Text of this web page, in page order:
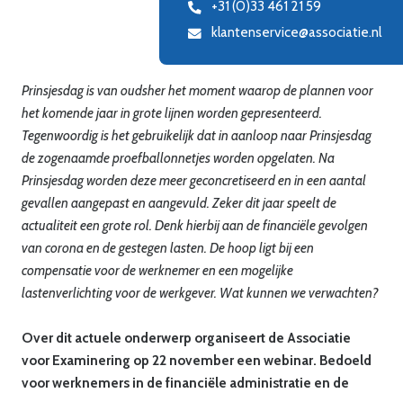
+31 (0)33 461 21 59
klantenservice@associatie.nl
Prinsjesdag is van oudsher het moment waarop de plannen voor
het komende jaar in grote lijnen worden gepresenteerd.
Tegenwoordig is het gebruikelijk dat in aanloop naar Prinsjesdag
de zogenaamde proefballonnetjes worden opgelaten. Na
Prinsjesdag worden deze meer geconcretiseerd en in een aantal
gevallen aangepast en aangevuld. Zeker dit jaar speelt de
actualiteit een grote rol. Denk hierbij aan de financiële gevolgen
van corona en de gestegen lasten. De hoop ligt bij een
compensatie voor de werknemer en een mogelijke
lastenverlichting voor de werkgever. Wat kunnen we verwachten?
Over dit actuele onderwerp organiseert de Associatie
voor Examinering op 22 november een webinar. Bedoeld
voor werknemers in de financiële administratie en de